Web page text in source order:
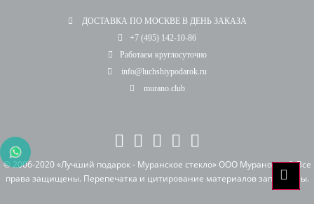
ДОСТАВКА ПО МОСКВЕ В ДЕНЬ ЗАКАЗА
+7 (495) 142-10-86
Работаем круглосуточно
info@luchshiypodarok.ru
murano.club
© 2006-2020 «Лучший подарок - Муранское стекло» ООО Мурано клуб. Все
права защищены. Перепечатка и цитирование материалов запрещены.